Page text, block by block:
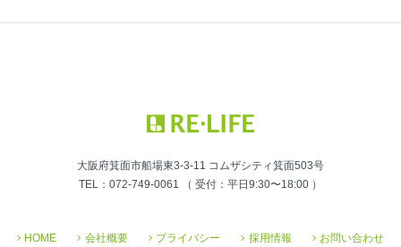
大阪府箕面市船場東3-3-11 コムザシティ箕面503号
TEL：072-749-0061 （ 受付：平日9:30〜18:00 ）
HOME 会社概要 プライバシー 採用情報 お問い合わせ